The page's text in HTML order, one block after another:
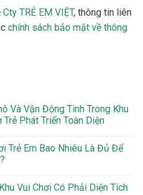
TRẺ EM VIỆT, thông tin liên
chính sách bảo mật về thông
Và Vận Động Tinh Trong Khu
Trẻ Phát Triển Toàn Diện
Trẻ Em Bao Nhiêu Là Đủ Để
Vui Chơi Có Phải Diện Tích